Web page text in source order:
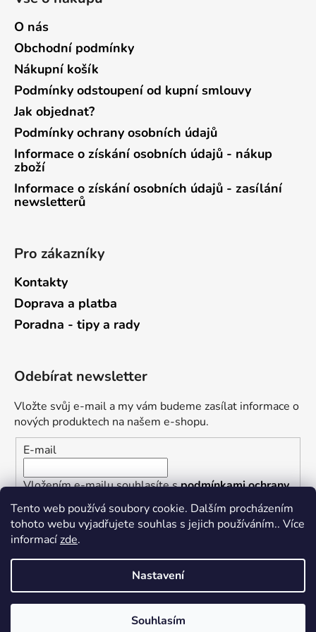
Tento web používá soubory cookie. Dalším procházením
tohoto webu vyjadřujete souhlas s jejich používáním.. Více
informacízde.
Nastavení
Souhlasím
O nás
Obchodní podmínky
Nákupní košík
Podmínky odstoupení od kupní smlouvy
Jak objednat?
Podmínky ochrany osobních údajů
Informace o získání osobních údajů - nákup
zboží
Informace o získání osobních údajů - zasílání
newsletterů
Pro zákazníky
Kontakty
Doprava a platba
Poradna - tipy a rady
Odebírat newsletter
Vložte svůj e-mail a my vám budeme zasílat informace o
nových produktech na našem e-shopu.
E-mail
Vložením e-mailu souhlasíte spodmínkami ochrany
osobních údajů
PŘIHLÁSIT SE
Vytvořil Shoptet
Železářství U Rotta